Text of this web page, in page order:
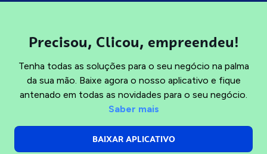
Precisou, Clicou, empreendeu!
Tenha todas as soluções para o seu negócio na palma
da sua mão. Baixe agora o nosso aplicativo e fique
antenado em todas as novidades para o seu negócio.
Saber mais
BAIXAR APLICATIVO